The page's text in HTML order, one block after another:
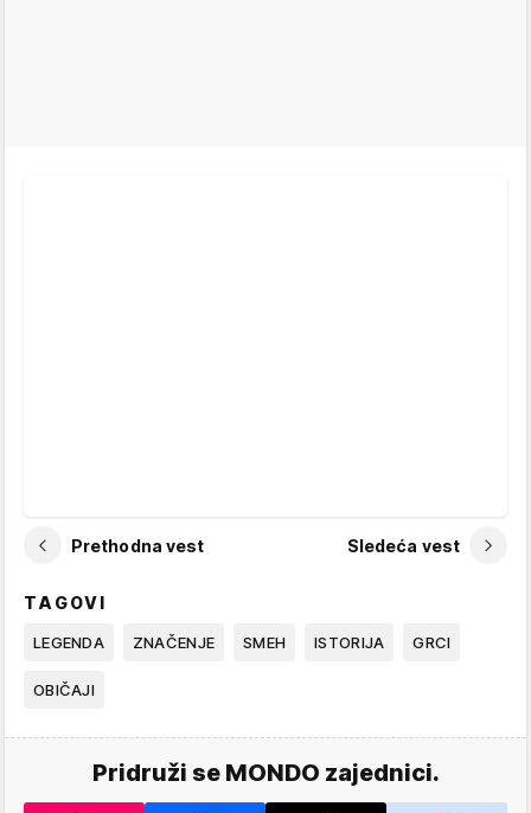
Prethodna vest Sledeća vest
TAGOVI
LEGENDA ZNAČENJE SMEH ISTORIJA GRCI
OBIČAJI
Pridruži se MONDO zajednici.